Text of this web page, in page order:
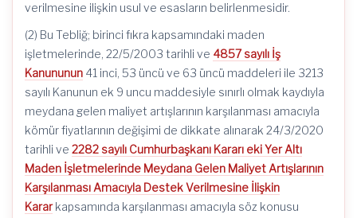
verilmesine ilişkin usul ve esasların belirlenmesidir.
(2) Bu Tebliğ; birinci fıkra kapsamındaki maden
işletmelerinde, 22/5/2003 tarihli ve 4857 sayılı İş
Kanununun 41 inci, 53 üncü ve 63 üncü maddeleri ile 3213
sayılı Kanunun ek 9 uncu maddesiyle sınırlı olmak kaydıyla
meydana gelen maliyet artışlarının karşılanması amacıyla
kömür fiyatlarının değişimi de dikkate alınarak 24/3/2020
tarihli ve 2282 sayılı Cumhurbaşkanı Kararı eki Yer Altı
Maden İşletmelerinde Meydana Gelen Maliyet Artışlarının
Karşılanması Amacıyla Destek Verilmesine İlişkin
Kararkapsamında karşılanması amacıyla söz konusu